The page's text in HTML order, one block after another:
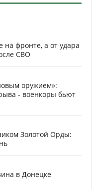
на фронте, а от удара
СВО
оружием»:
- военкоры бьют
Золотой Орды:
в Донецке